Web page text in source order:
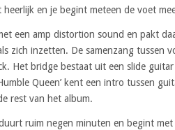
en je begint meteen de voet
een amp distortion sound en pakt
zich inzetten. De samenzang tussen
Het bridge bestaat uit een slide
Queen’ kent een intro tussen
rest van het album.
duurt ruim negen minuten en begint